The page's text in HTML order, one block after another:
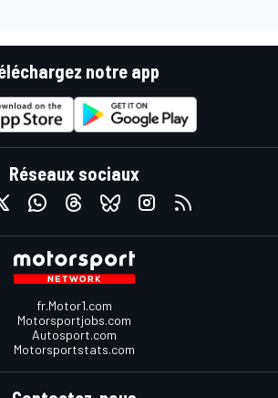
notre app
Réseaux sociaux
fr.Motor1.com
Motorsportjobs.com
Autosport.com
Motorsportstats.com